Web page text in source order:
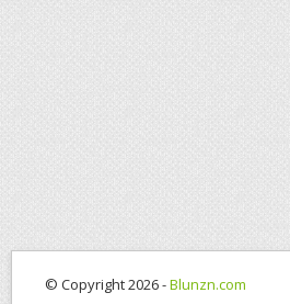
© Copyright 2026 -Blunzn.com